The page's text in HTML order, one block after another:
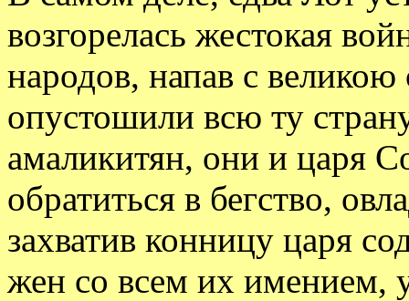
возгорелась жестокая
народов, напав с
опустошили всю ту
амаликитян, они и царя
обратиться в бегство,
захватив конницу царя
жен со всем их имением,